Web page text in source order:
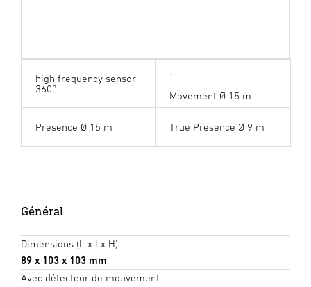
high frequency sensor
360°
Movement Ø 15 m
Presence Ø 15 m True Presence Ø 9 m
Général
Dimensions (L x l x H)
89 x 103 x 103 mm
Avec détecteur de mouvement